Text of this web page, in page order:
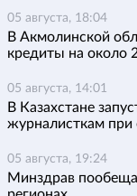
05 августа, 18:04
В Акмолинской
кредиты на около
05 августа, 14:01
В Казахстане
журналисткам при
05 августа, 19:24
Минздрав